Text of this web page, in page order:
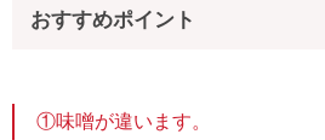
おすすめポイント
①味噌が違います。